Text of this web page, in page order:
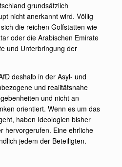
grundsätzlich
nicht anerkannt wird. Völlig
die reichen Golfstatten wie
oder die Arabischen Emirate
und Unterbringung der
deshalb in der Asyl- und
und realitätsnahe
und nicht an
orientiert. Wenn es um das
haben Ideologien bisher
hervorgerufen. Eine ehrliche
jedem der Beteiligten.